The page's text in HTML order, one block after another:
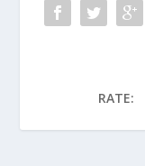
RATE: